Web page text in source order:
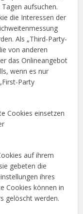
aufsuchen.
die Interessen der
Als „Third-Party-
von anderen
das Onlineangebot
wenn es nur
Party
Cookies einsetzen
auf ihrem
gebeten die
ihres
Cookies können in
gelöscht werden.